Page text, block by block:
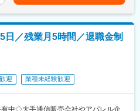
で希望を伺ったうえで決定します。
／
の中でも平均給与の高さや非課税の
体保険制度、単身赴任手当や月1回の
生が充実しており、長期就業される
賃金はあくまでも目安の金額であり、
があります。月給(月額)は固定手当を
／残業月5時間／退職金制
迎 業種未経験歓迎
中◇大手通信販売会社やアパレル企